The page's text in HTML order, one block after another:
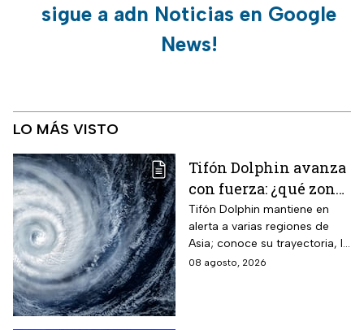
sigue a adn Noticias en Google
News!
LO MÁS VISTO
Tifón Dolphin avanza
con fuerza: ¿qué zonas
están en alerta?
Tifón Dolphin mantiene en
alerta a varias regiones de
Asia; conoce su trayectoria, la
fuerza de sus vientos y qué se
08 agosto, 2026